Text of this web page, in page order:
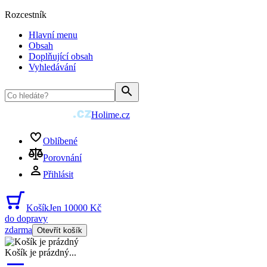
Rozcestník
Hlavní menu
Obsah
Doplňující obsah
Vyhledávání
Holime.cz
Oblíbené
Porovnání
Přihlásit
KošíkJen 10000 Kč
do dopravy
zdarma Otevřít košík
Košík je prázdný...